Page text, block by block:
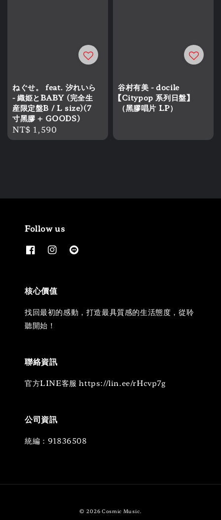
ねぐせ。 feat. 汐れいら
- 織姫とBABY (完全生
産限定盤B / L size)(7
寸黑膠 + GOODS)
Regular
price
NT$ 1,590
谷村有美 - docile
【Citypop 系列日盤】
（黑膠唱片 LP）
Follow us
核心價值
找回最初的感動，打造最具質感的生活態度，從聆
聽開始！
聯絡資訊
官方LINE客服 https://lin.ee/rHcvp7g
公司資訊
統編：91836508
© 2026 Cosmic Music.